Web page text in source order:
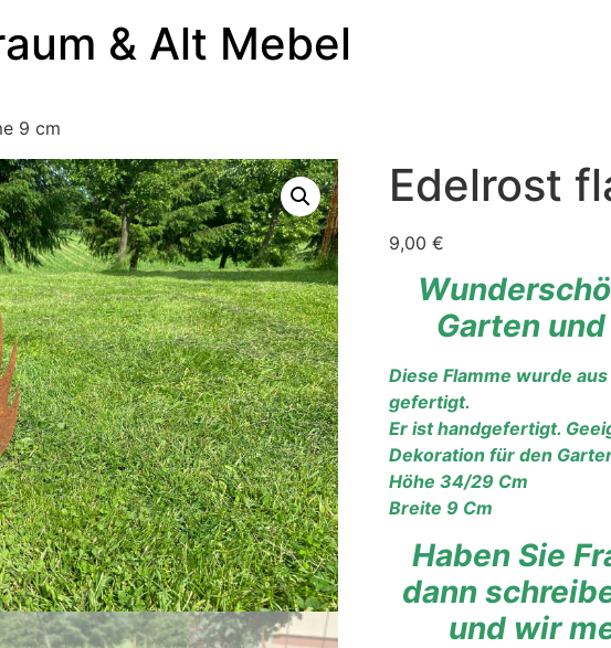
& Alt Mebel
9 cm
Edelrost
9,00 €
Garten
Diese Flamme wurde
gefertigt.
Er ist handgefertigt.
Dekoration für den
Höhe 34/29 Cm
Breite 9 Cm
Haben Sie
dann
und wir